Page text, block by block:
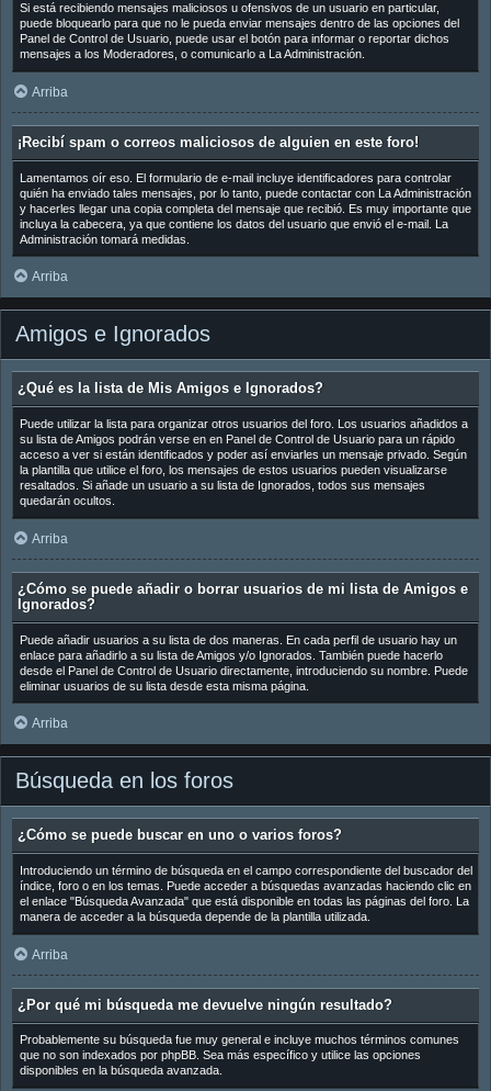
Si está recibiendo mensajes maliciosos u ofensivos de un usuario en particular,
puede bloquearlo para que no le pueda enviar mensajes dentro de las opciones del
Panel de Control de Usuario, puede usar el botón para informar o reportar dichos
mensajes a los Moderadores, o comunicarlo a La Administración.
Arriba
¡Recibí spam o correos maliciosos de alguien en este foro!
Lamentamos oír eso. El formulario de e-mail incluye identificadores para controlar
quién ha enviado tales mensajes, por lo tanto, puede contactar con La Administración
y hacerles llegar una copia completa del mensaje que recibió. Es muy importante que
incluya la cabecera, ya que contiene los datos del usuario que envió el e-mail. La
Administración tomará medidas.
Arriba
Amigos e Ignorados
¿Qué es la lista de Mis Amigos e Ignorados?
Puede utilizar la lista para organizar otros usuarios del foro. Los usuarios añadidos a
su lista de Amigos podrán verse en en Panel de Control de Usuario para un rápido
acceso a ver si están identificados y poder así enviarles un mensaje privado. Según
la plantilla que utilice el foro, los mensajes de estos usuarios pueden visualizarse
resaltados. Si añade un usuario a su lista de Ignorados, todos sus mensajes
quedarán ocultos.
Arriba
¿Cómo se puede añadir o borrar usuarios de mi lista de Amigos e
Ignorados?
Puede añadir usuarios a su lista de dos maneras. En cada perfil de usuario hay un
enlace para añadirlo a su lista de Amigos y/o Ignorados. También puede hacerlo
desde el Panel de Control de Usuario directamente, introduciendo su nombre. Puede
eliminar usuarios de su lista desde esta misma página.
Arriba
Búsqueda en los foros
¿Cómo se puede buscar en uno o varios foros?
Introduciendo un término de búsqueda en el campo correspondiente del buscador del
índice, foro o en los temas. Puede acceder a búsquedas avanzadas haciendo clic en
el enlace "Búsqueda Avanzada" que está disponible en todas las páginas del foro. La
manera de acceder a la búsqueda depende de la plantilla utilizada.
Arriba
¿Por qué mi búsqueda me devuelve ningún resultado?
Probablemente su búsqueda fue muy general e incluye muchos términos comunes
que no son indexados por phpBB. Sea más específico y utilice las opciones
disponibles en la búsqueda avanzada.